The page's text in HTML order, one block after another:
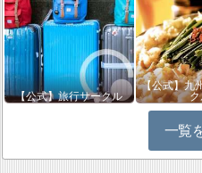
【公式】旅行サークル
【公式】九
ク
一覧